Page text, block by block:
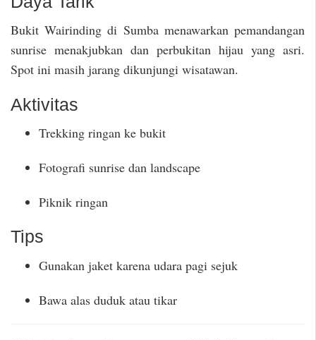
Bukit Wairinding di Sumba menawarkan pemandangan
sunrise menakjubkan dan perbukitan hijau yang asri.
Spot ini masih jarang dikunjungi wisatawan.
Aktivitas
Trekking ringan ke bukit
Fotografi sunrise dan landscape
Piknik ringan
Tips
Gunakan jaket karena udara pagi sejuk
Bawa alas duduk atau tikar